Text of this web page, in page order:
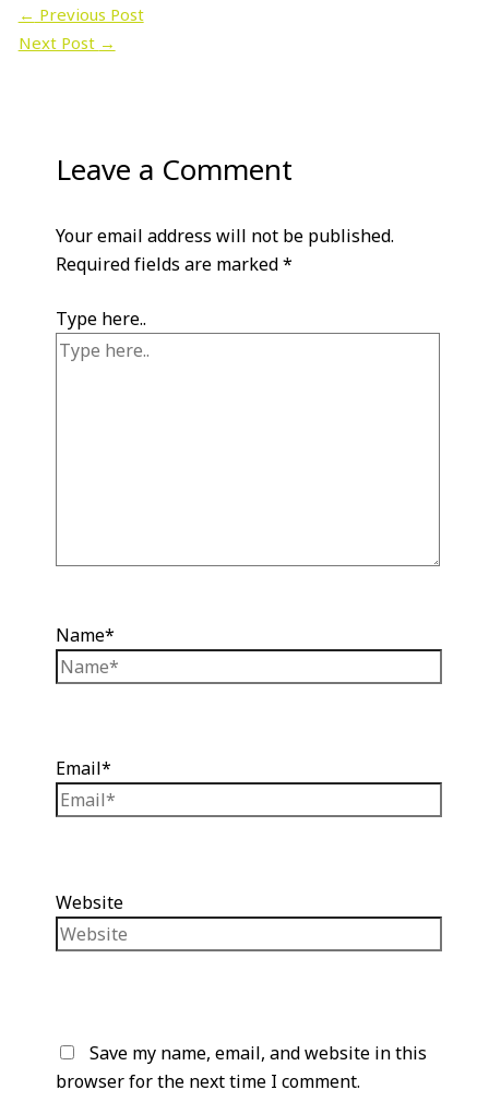
←Previous Post
Next Post→
Leave a Comment
Your email address will not be published.
Required fields are marked*
Type here..
Name*
Email*
Website
Save my name, email, and website in this
browser for the next time I comment.